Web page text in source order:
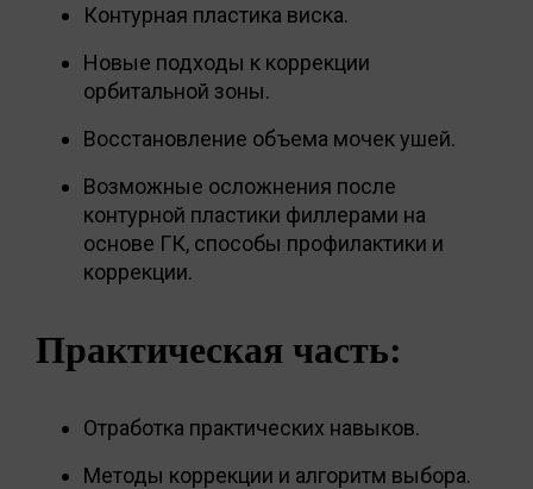
Контурная пластика виска.
Новые подходы к коррекции
орбитальной зоны.
Восстановление объема мочек ушей.
Возможные осложнения после
контурной пластики филлерами на
основе ГК, способы профилактики и
коррекции.
Практическая часть:
Отработка практических навыков.
Методы коррекции и алгоритм выбора.